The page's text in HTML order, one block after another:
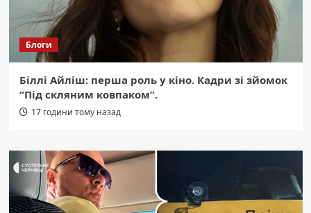
Блоги
Біллі Айліш: перша роль у кіно. Кадри зі зйомок
“Під скляним ковпаком”.
17 години тому назад